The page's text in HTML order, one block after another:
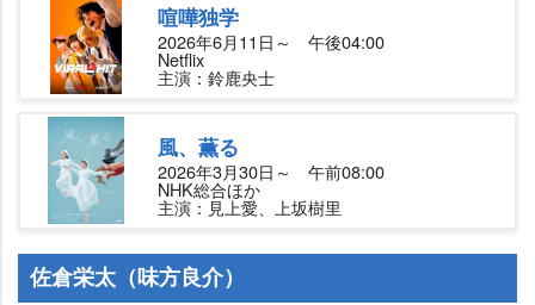
喧嘩独学
2026年6月11日～ 午後04:00
Netflix
主演：鈴鹿央士
風、薫る
2026年3月30日～ 午前08:00
NHK総合ほか
主演：見上愛、上坂樹里
佐倉栄太（味方良介）